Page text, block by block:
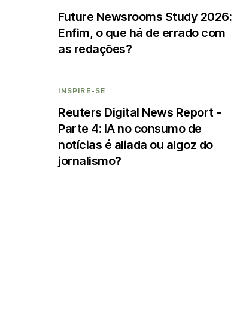
Future Newsrooms Study 2026:
Enfim, o que há de errado com
as redações?
INSPIRE-SE
Reuters Digital News Report -
Parte 4: IA no consumo de
notícias é aliada ou algoz do
jornalismo?